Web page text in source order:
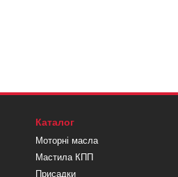
Каталог
Моторні масла
Мастила КПП
Присадки